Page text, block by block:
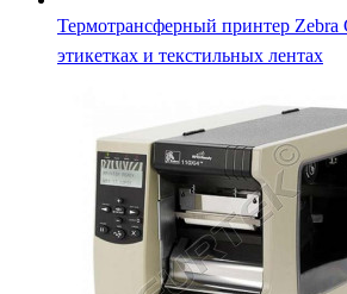
Термотрансферный принтер Zebra